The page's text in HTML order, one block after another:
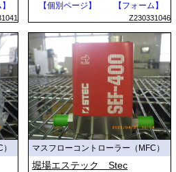
【個別ページ】
【フォーム】
Z230331046
マスフローコントローラー（MFC）
堀場エステック Stec